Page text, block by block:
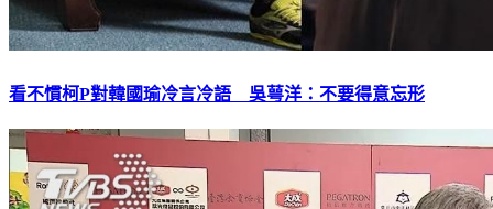
看不慣柯P對韓國瑜冷言冷語 吳萼洋：不要得意忘形